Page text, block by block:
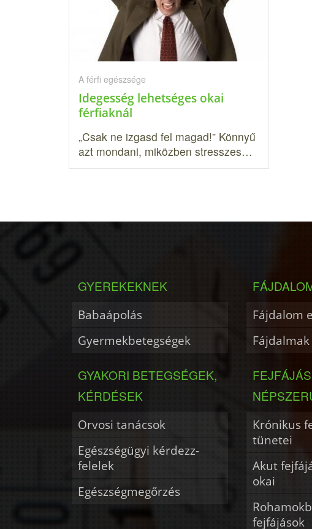
A férfi egészsége
Idegesség lehetséges okai
férfiaknál
„Csak ne izgasd fel magad!” Könnyű
azt mondani, miközben stresszes…
GYEREKEKNEK
Babaápolás
Gyermekbetegségek
GYAKORI BETEGSÉGEK,
KÉRDÉSEK
Orvosi tanácsok
Egészségügyi kérdezz-
felelek
Egészségmegőrzés
Fájdalom
Krónikus
tünetei
Akut
okai
fejfájások